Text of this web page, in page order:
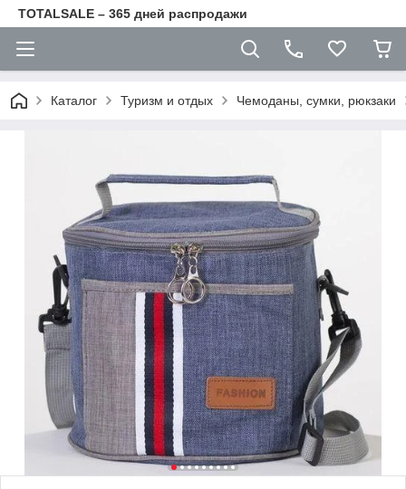
TOTALSALE – 365 дней распродажи
Каталог Туризм и отдых Чемоданы, сумки, рюкзаки